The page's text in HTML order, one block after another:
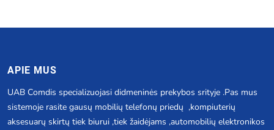
APIE MUS
UAB Comdis specializuojasi didmeninės prekybos srityje .Pas mus
sistemoje rasite gausų mobilių telefonų priedų ,kompiuterių
aksesuarų skirtų tiek biurui ,tiek žaidėjams ,automobilių elektronikos